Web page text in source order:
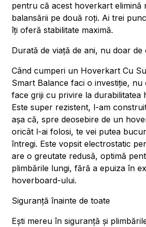
pentru că acest hoverkart elimină
balansării pe două roți. Ai trei
îți oferă stabilitate maximă.
Durată de viață de ani, nu doar de
Când cumperi un Hoverkart Cu
Smart Balance faci o investiție,
face griji cu privire la durabilitatea
Este super rezistent, l-am
așa că, spre deosebire de un
oricât l-ai folosi, te vei putea
întregi. Este vopsit electrostatic
are o greutate redusă, optimă
plimbările lungi, fără a epuiza în
hoverboard-ului.
Siguranță înainte de toate
Ești mereu în siguranță și